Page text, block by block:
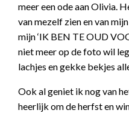
meer een ode aan Olivia.
van mezelf zien en van
mijn ‘IK BEN TE OUD
niet meer op de foto wil
lachjes en gekke bekjes
Ook al geniet ik nog van
heerlijk om de herfst en